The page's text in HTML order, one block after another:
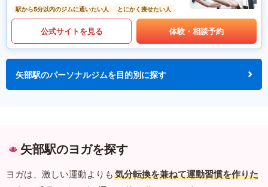
駅から5分以内のジムに通いたい人
とにかく痩せたい人
公式サイトを見る 体験・相談予約
矢部駅のパーソナルジムを目的別に探す
矢部駅のヨガを探す
ヨガは、激しい運動よりも 気分転換を兼ねて運動習慣を作りた